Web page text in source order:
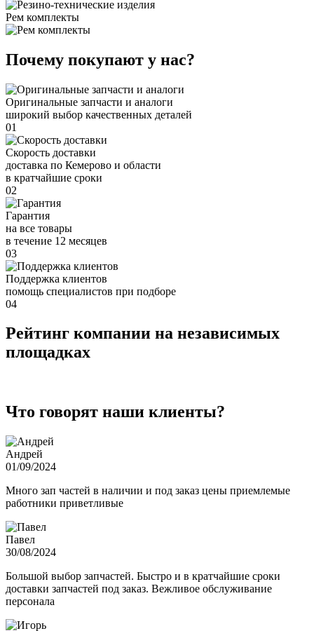
Рем комплекты
Почему покупают у нас?
Оригинальные запчасти и аналоги
широкий выбор качественных деталей
01
Скорость доставки
доставка по Кемерово и области
в кратчайшие сроки
02
Гарантия
на все товары
в течение 12 месяцев
03
Поддержка клиентов
помощь специалистов при подборе
04
Рейтинг компании на независимых
площадках
Что говорят наши клиенты?
Андрей
01/09/2024
Много зап частей в наличии и под заказ цены приемлемые
работники приветливые
Павел
30/08/2024
Большой выбор запчастей. Быстро и в кратчайшие сроки
доставки запчастей под заказ. Вежливое обслуживание
персонала